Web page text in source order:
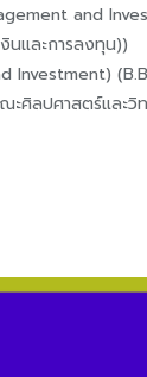
and
นและการลงทุน))
ะศิลปศาสตร์และ